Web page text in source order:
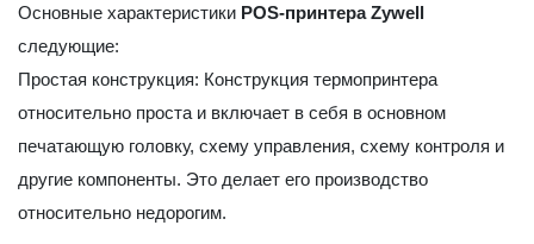
Основные характеристики POS-принтераZywell
следующие:
Простая конструкция: Конструкция термопринтера
относительно проста и включает в себя в основном
печатающую головку, схему управления, схему контроля и
другие компоненты. Это делает его производство
относительно недорогим.